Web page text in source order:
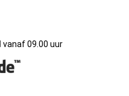
vanaf 09.00 uur